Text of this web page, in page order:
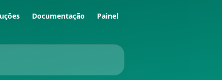
Documentação Painel